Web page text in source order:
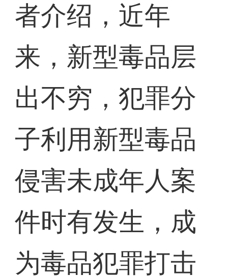
者介绍，近年
来，新型毒品层
出不穷，犯罪分
子利用新型毒品
侵害未成年人案
件时有发生，成
为毒品犯罪打击